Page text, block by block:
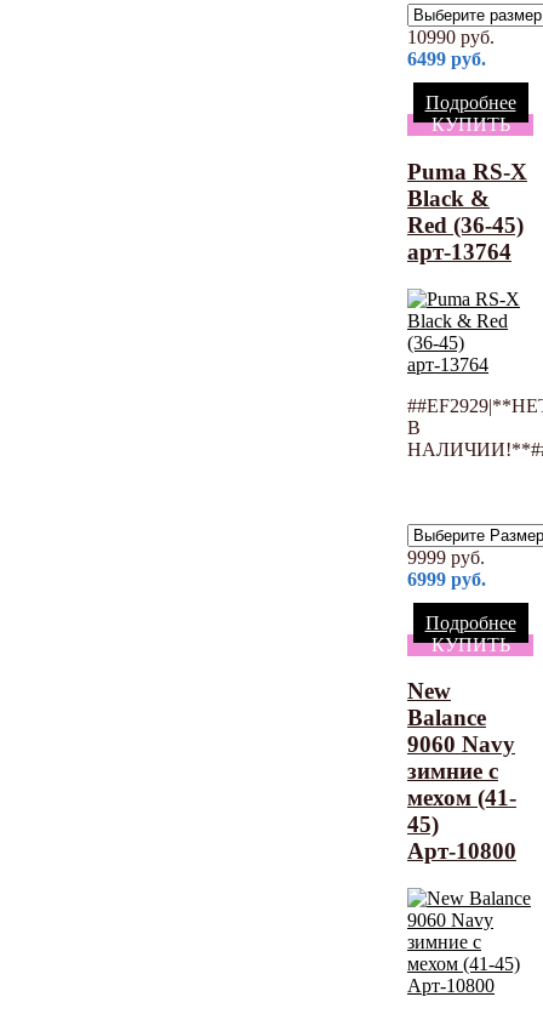
10990 руб.
6499 руб.
Подробнее
КУПИТЬ
Puma RS-X
Black &
Red (36-45)
арт-13764
В
9999 руб.
6999 руб.
Подробнее
КУПИТЬ
New
Balance
9060 Navy
зимние с
мехом (41-
45)
Арт-10800